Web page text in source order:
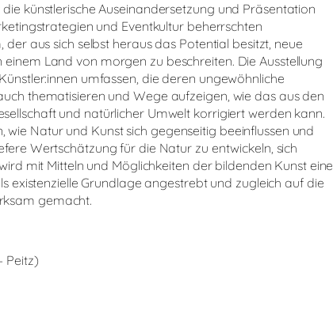
künstlerische Auseinandersetzung und Präsentation
und Eventkultur beherrschten
aus sich selbst heraus das Potential besitzt, neue
Land von morgen zu beschreiten. Die Ausstellung
umfassen, die deren ungewöhnliche
thematisieren und Wege aufzeigen, wie das aus den
und natürlicher Umwelt korrigiert werden kann.
wie Natur und Kunst sich gegenseitig beeinflussen und
Wertschätzung für die Natur zu entwickeln, sich
mit Mitteln und Möglichkeiten der bildenden Kunst eine
existenzielle Grundlage angestrebt und zugleich auf die
gemacht.
Peitz)